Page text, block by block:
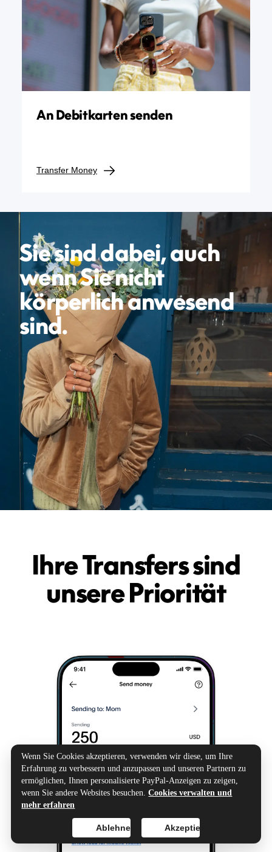
An Debitkarten senden
Transfer Money
Sie sind dabei, auch
wenn Sie nicht
körperlich anwesend
sind.
Ihre Transfers sind
unsere Priorität
Wenn Sie Cookies akzeptieren, verwenden wir diese, um Ihre
Erfahrung zu verbessern und anzupassen und unseren Partnern zu
ermöglichen, Ihnen personalisierte PayPal-Anzeigen zu zeigen,
wenn Sie andere Websites besuchen.Cookies verwalten und
mehr erfahren
Akzeptieren
Ablehnen